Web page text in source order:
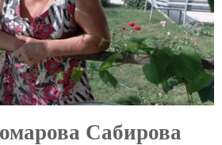
Сабирова